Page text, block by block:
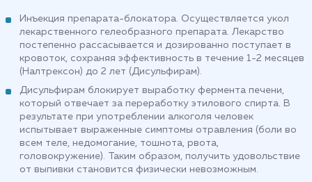
Инъекция препарата-блокатора. Осуществляется укол
лекарственного гелеобразного препарата. Лекарство
постепенно рассасывается и дозированно поступает в
кровоток, сохраняя эффективность в течение 1-2 месяцев
(Налтрексон) до 2 лет (Дисульфирам).
Дисульфирам блокирует выработку фермента печени,
который отвечает за переработку этилового спирта. В
результате при употреблении алкоголя человек
испытывает выраженные симптомы отравления (боли во
всем теле, недомогание, тошнота, рвота,
головокружение). Таким образом, получить удовольствие
от выпивки становится физически невозможным.